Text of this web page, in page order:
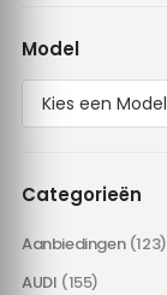
Model
Categorieën
Aanbiedingen (123)
AUDI (155)